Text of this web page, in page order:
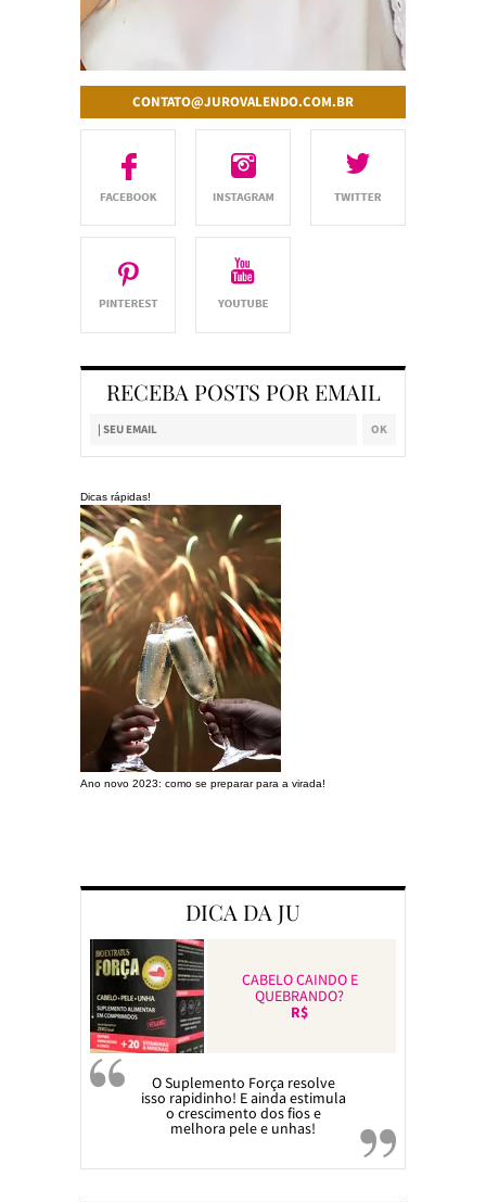
CONTATO@JUROVALENDO.COM.BR
RECEBA POSTS POR EMAIL
Dicas rápidas!
Ano novo 2023: como se preparar para a virada!
DICA DA JU
CABELO CAINDO E
QUEBRANDO?
R$
O Suplemento Força resolve
isso rapidinho! E ainda estimula
o crescimento dos fios e
melhora pele e unhas!